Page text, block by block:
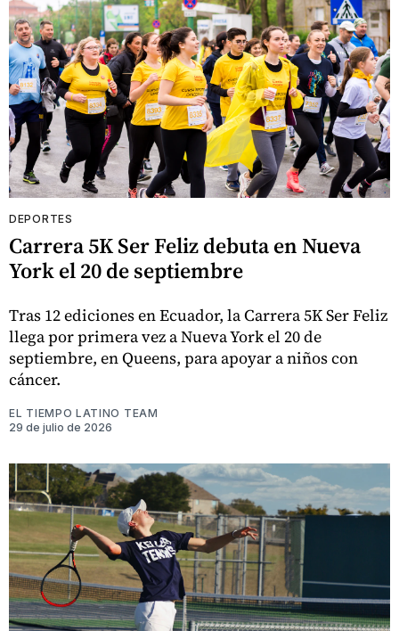
DEPORTES
Carrera 5K Ser Feliz debuta en Nueva
York el 20 de septiembre
Tras 12 ediciones en Ecuador, la Carrera 5K Ser Feliz
llega por primera vez a Nueva York el 20 de
septiembre, en Queens, para apoyar a niños con
cáncer.
EL TIEMPO LATINO TEAM
29 de julio de 2026